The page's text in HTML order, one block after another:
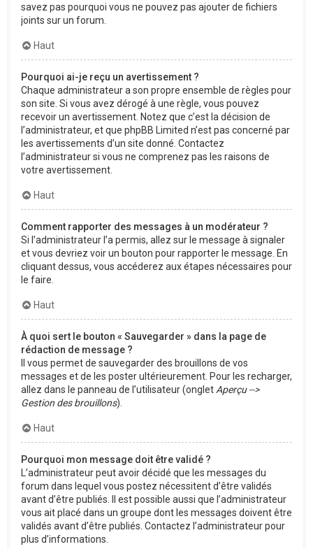
savez pas pourquoi vous ne pouvez pas ajouter de fichiers
joints sur un forum.
Haut
Pourquoi ai-je reçu un avertissement ?
Chaque administrateur a son propre ensemble de règles pour
son site. Si vous avez dérogé à une règle, vous pouvez
recevoir un avertissement. Notez que c’est la décision de
l’administrateur, et que phpBB Limited n’est pas concerné par
les avertissements d’un site donné. Contactez
l’administrateur si vous ne comprenez pas les raisons de
votre avertissement.
Haut
Comment rapporter des messages à un modérateur ?
Si l’administrateur l’a permis, allez sur le message à signaler
et vous devriez voir un bouton pour rapporter le message. En
cliquant dessus, vous accéderez aux étapes nécessaires pour
le faire.
Haut
À quoi sert le bouton « Sauvegarder » dans la page de
rédaction de message ?
Il vous permet de sauvegarder des brouillons de vos
messages et de les poster ultérieurement. Pour les recharger,
allez dans le panneau de l’utilisateur (onglet Aperçu -->
Gestion des brouillons).
Haut
Pourquoi mon message doit être validé ?
L’administrateur peut avoir décidé que les messages du
forum dans lequel vous postez nécessitent d’être validés
avant d’être publiés. Il est possible aussi que l’administrateur
vous ait placé dans un groupe dont les messages doivent être
validés avant d’être publiés. Contactez l’administrateur pour
plus d’informations.